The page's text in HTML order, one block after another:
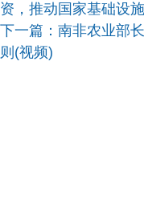
资，推动国家基础设
下一篇： 南非农业部
则(视频)